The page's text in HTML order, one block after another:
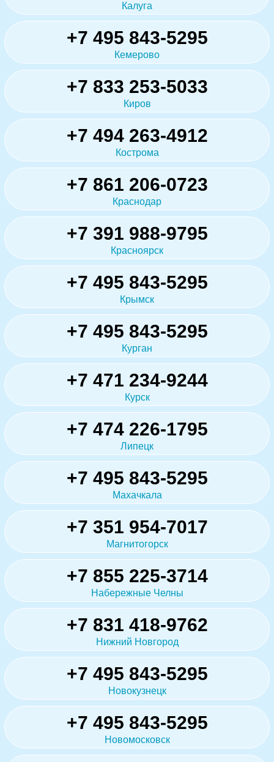
Калуга
+7 495 843-5295
Кемерово
+7 833 253-5033
Киров
+7 494 263-4912
Кострома
+7 861 206-0723
Краснодар
+7 391 988-9795
Красноярск
+7 495 843-5295
Крымск
+7 495 843-5295
Курган
+7 471 234-9244
Курск
+7 474 226-1795
Липецк
+7 495 843-5295
Махачкала
+7 351 954-7017
Магнитогорск
+7 855 225-3714
Набережные Челны
+7 831 418-9762
Нижний Новгород
+7 495 843-5295
Новокузнецк
+7 495 843-5295
Новомосковск